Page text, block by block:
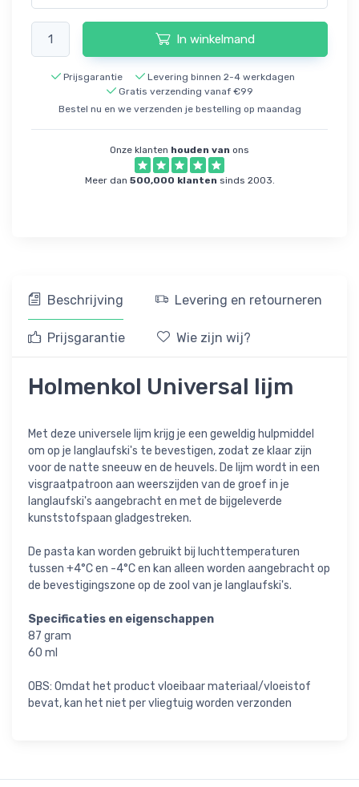
In winkelmand
Prijsgarantie
Levering binnen 2-4 werkdagen
Gratis verzending vanaf €99
Bestel nu en we verzenden je bestelling op maandag
Onze klanten houden van ons
Meer dan 500,000 klanten sinds 2003.
Beschrijving Levering en retourneren
Prijsgarantie Wie zijn wij?
Holmenkol Universal lijm
Met deze universele lijm krijg je een geweldig hulpmiddel
om op je langlaufski's te bevestigen, zodat ze klaar zijn
voor de natte sneeuw en de heuvels. De lijm wordt in een
visgraatpatroon aan weerszijden van de groef in je
langlaufski's aangebracht en met de bijgeleverde
kunststofspaan gladgestreken.
De pasta kan worden gebruikt bij luchttemperaturen
tussen +4°C en -4°C en kan alleen worden aangebracht op
de bevestigingszone op de zool van je langlaufski's.
Specificaties en eigenschappen
87 gram
60 ml
OBS: Omdat het product vloeibaar materiaal/vloeistof
bevat, kan het niet per vliegtuig worden verzonden